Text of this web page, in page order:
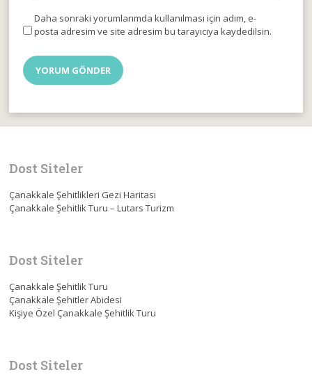
Daha sonraki yorumlarımda kullanılması için adım, e-
posta adresim ve site adresim bu tarayıcıya kaydedilsin.
Dost Siteler
Çanakkale Şehitlikleri Gezi Haritası
Çanakkale Şehitlik Turu – Lutars Turizm
Dost Siteler
Çanakkale Şehitlik Turu
Çanakkale Şehitler Abidesi
Kişiye Özel Çanakkale Şehitlik Turu
Dost Siteler